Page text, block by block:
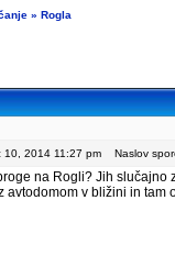
» Rogla
10, 2014 11:27 pm Naslov
na Rogli? Jih slučajno
avtodomom v bližini in tam